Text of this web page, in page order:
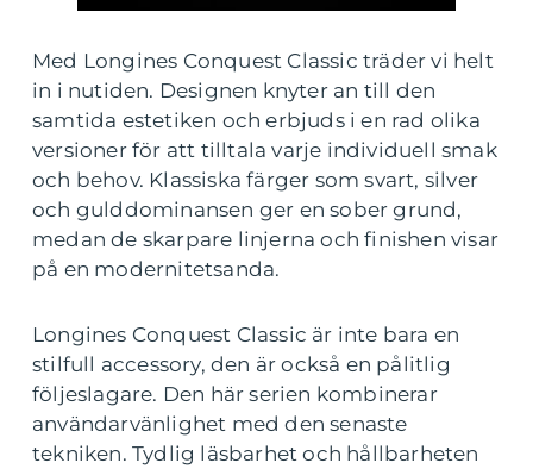
Med Longines Conquest Classic träder vi helt
in i nutiden. Designen knyter an till den
samtida estetiken och erbjuds i en rad olika
versioner för att tilltala varje individuell smak
och behov. Klassiska färger som svart, silver
och gulddominansen ger en sober grund,
medan de skarpare linjerna och finishen visar
på en modernitetsanda.
Longines Conquest Classic är inte bara en
stilfull accessory, den är också en pålitlig
följeslagare. Den här serien kombinerar
användarvänlighet med den senaste
tekniken. Tydlig läsbarhet och hållbarheten